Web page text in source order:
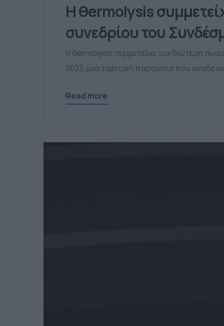
Η θermolysis
συνεδρίου του
Η θermolysis συμμετείχε για δεύτερη
2023, μια τιμητική παρουσία που
Read more